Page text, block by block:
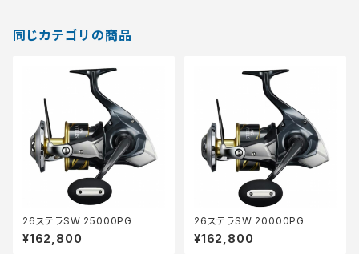
同じカテゴリの商品
26ステラSW 25000PG
¥162,800
26ステラSW 20000PG
¥162,800